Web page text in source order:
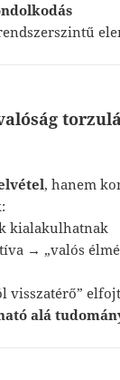
, hanem
kialakulhatnak
→ „valós
visszatérő”
alá